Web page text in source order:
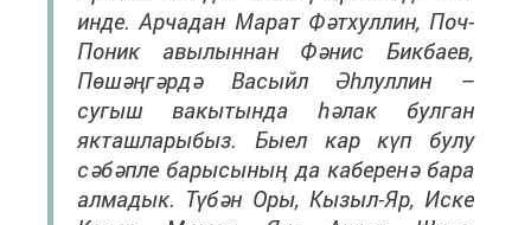
инде. Арчадан Марат Фәтхуллин, Поч-
Поник авылыннан Фәнис Бикбаев,
Пөшәңгәрдә Васыйл Әһлуллин –
сугыш вакытында һәлак булган
якташларыбыз. Быел кар күп булу
сәбәпле барысының да каберенә бара
алмадык. Түбән Оры, Кызыл-Яр, Иске